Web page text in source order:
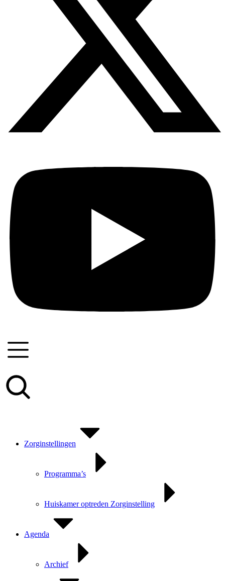
Zorginstellingen
Programma’s
Huiskamer optreden Zorginstelling
Agenda
Archief